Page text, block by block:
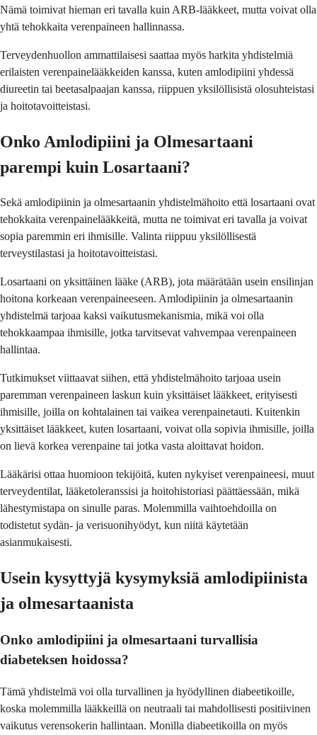
Nämä toimivat hieman eri tavalla kuin ARB-lääkkeet, mutta voivat olla
yhtä tehokkaita verenpaineen hallinnassa.
Terveydenhuollon ammattilaisesi saattaa myös harkita yhdistelmiä
erilaisten verenpainelääkkeiden kanssa, kuten amlodipiini yhdessä
diureetin tai beetasalpaajan kanssa, riippuen yksilöllisistä olosuhteistasi
ja hoitotavoitteistasi.
Onko Amlodipiini ja Olmesartaani
parempi kuin Losartaani?
Sekä amlodipiinin ja olmesartaanin yhdistelmähoito että losartaani ovat
tehokkaita verenpainelääkkeitä, mutta ne toimivat eri tavalla ja voivat
sopia paremmin eri ihmisille. Valinta riippuu yksilöllisestä
terveystilastasi ja hoitotavoitteistasi.
Losartaani on yksittäinen lääke (ARB), jota määrätään usein ensilinjan
hoitona korkeaan verenpaineeseen. Amlodipiinin ja olmesartaanin
yhdistelmä tarjoaa kaksi vaikutusmekanismia, mikä voi olla
tehokkaampaa ihmisille, jotka tarvitsevat vahvempaa verenpaineen
hallintaa.
Tutkimukset viittaavat siihen, että yhdistelmähoito tarjoaa usein
paremman verenpaineen laskun kuin yksittäiset lääkkeet, erityisesti
ihmisille, joilla on kohtalainen tai vaikea verenpainetauti. Kuitenkin
yksittäiset lääkkeet, kuten losartaani, voivat olla sopivia ihmisille, joilla
on lievä korkea verenpaine tai jotka vasta aloittavat hoidon.
Lääkärisi ottaa huomioon tekijöitä, kuten nykyiset verenpaineesi, muut
terveydentilat, lääketoleranssisi ja hoitohistoriasi päättäessään, mikä
lähestymistapa on sinulle paras. Molemmilla vaihtoehdoilla on
todistetut sydän- ja verisuonihyödyt, kun niitä käytetään
asianmukaisesti.
Usein kysyttyjä kysymyksiä amlodipiinista
ja olmesartaanista
Onko amlodipiini ja olmesartaani turvallisia
diabeteksen hoidossa?
Tämä yhdistelmä voi olla turvallinen ja hyödyllinen diabeetikoille,
koska molemmilla lääkkeillä on neutraali tai mahdollisesti positiivinen
vaikutus verensokerin hallintaan. Monilla diabeetikoilla on myös